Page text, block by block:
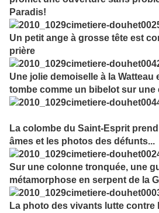
Paradis!
Un petit ange à grosse tête est
prière
Une jolie demoiselle à la Watteau
tombe comme un bibelot sur une
La colombe du Saint-Esprit
âmes et les photos des défunts...
Sur une colonne tronquée, une
métamorphose en serpent de la
La photo des vivants lutte contre